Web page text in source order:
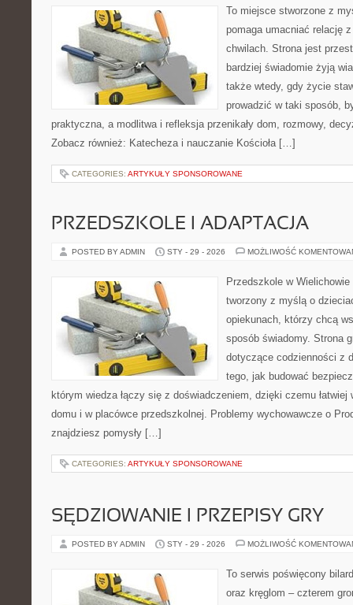
To miejsce stworzone z
pomaga umacniać relację
chwilach. Strona jest
bardziej świadomie żyją
także wtedy, gdy życie
prowadzić w taki sposób,
praktyczna, a modlitwa i refleksja przenikały dom, rozmowy,
Zobacz również: Katecheza i nauczanie Kościoła […]
CATEGORIES: ARTYKUŁY SPONSOROWANE
PRZEDSZKOLE I ADAPTACJA
POSTED BY ADMIN STY - 29 - 2026 MOŻLIWOŚĆ
Przedszkole w
tworzony z myślą o
opiekunach, którzy chcą
sposób świadomy. Strona
dotyczące codzienności z
tego, jak budować
którym wiedza łączy się z doświadczeniem, dzięki czemu łatwiej
domu i w placówce przedszkolnej. Problemy wychowawcze o
znajdziesz pomysły […]
CATEGORIES: ARTYKUŁY SPONSOROWANE
SĘDZIOWANIE I PRZEPISY GRY
POSTED BY ADMIN STY - 29 - 2026 MOŻLIWOŚĆ
To serwis poświęcony
oraz kręglom – czterem